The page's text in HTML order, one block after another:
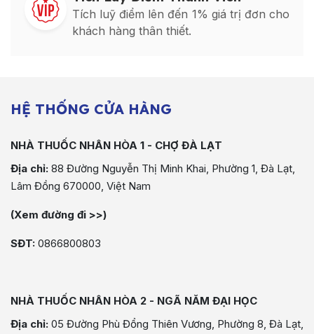
Tích luỹ điểm lên đến 1% giá trị đơn cho
khách hàng thân thiết.
HỆ THỐNG CỬA HÀNG
NHÀ THUỐC NHÂN HÒA 1 - CHỢ ĐÀ LẠT
Địa chỉ: 88 Đường Nguyễn Thị Minh Khai, Phường 1, Đà Lạt,
Lâm Đồng 670000, Việt Nam
(Xem đường đi >>)
SĐT: 0866800803
NHÀ THUỐC NHÂN HÒA 2 - NGÃ NĂM ĐẠI HỌC
Địa chỉ: 05 Đường Phù Đổng Thiên Vương, Phường 8, Đà Lạt,